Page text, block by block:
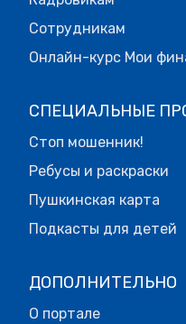
Сотрудникам
Онлайн-курс Мои
СПЕЦИАЛЬНЫЕ
Стоп мошенник!
Ребусы и раскраски
Пушкинская карта
Подкасты для детей
ДОПОЛНИТЕЛЬНО
О портале